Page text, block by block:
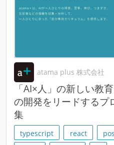
atama plus 株式会社
「AI×人」の新しい教
の開発をリードするプ
集
typescript react